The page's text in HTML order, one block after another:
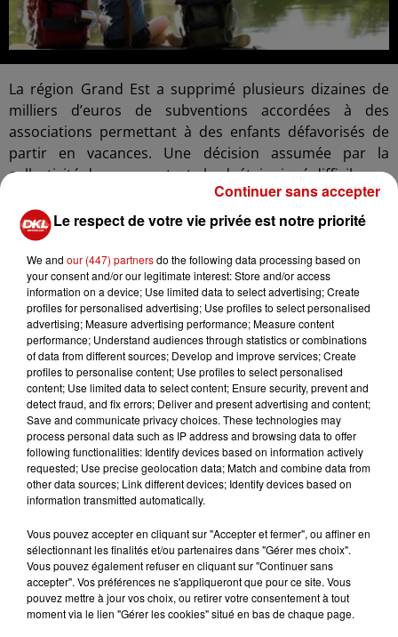
La région Grand Est a supprimé plusieurs dizaines de
milliers d’euros de subventions accordées à des
associations permettant à des enfants défavorisés de
partir en vacances. Une décision assumée par la
collectivité dans un contexte budgétaire jugé difficile.
Selon Élisabeth Del Genini, vice-présidente de la région
en charge de la citoyenneté et de la vie associative, cette
aide ne relève pas des compétences obligatoires de la
région. La collectivité souhaite désormais recentrer ses
financements sur ses prérogatives principales.
En Alsace, plusieurs associations sont directement
touchées par cette suppression. Jeunesse au Plein Air
perd notamment 53 000 euros de subvention, Caritas
Alsace 10 000 euros, tandis que le Secours populaire ne
recevra plus les 39 000 euros qui avaient permis à près
de 2 000 enfants de bénéficier d’activités et de sorties
l’été dernier.
Malgré cette perte financière, les associations assurent
vouloir maintenir leurs actions. Le Secours populaire du
Haut-Rhin affirme notamment que les Journées des
oubliés des vacances auront bien lieu cet été grâce à la
mobilisation des donateurs et des partenaires.
Le respect de votre vie privée est notre priorité
We and our (447) partnersdo the following data processing based on
your consent and/or our legitimate interest: Store and/or access
information on a device; Use limited data to select advertising; Create
profiles for personalised advertising; Use profiles to select personalised
advertising; Measure advertising performance; Measure content
performance; Understand audiences through statistics or combinations
of data from different sources; Develop and improve services; Create
profiles to personalise content; Use profiles to select personalised
content; Use limited data to select content; Ensure security, prevent and
detect fraud, and fix errors; Deliver and present advertising and content;
Save and communicate privacy choices. These technologies may
process personal data such as IP address and browsing data to offer
following functionalities: Identify devices based on information actively
requested; Use precise geolocation data; Match and combine data from
other data sources; Link different devices; Identify devices based on
information transmitted automatically.
Vous pouvez accepter en cliquant sur "Accepter et fermer", ou affiner en
sélectionnant les finalités et/ou partenaires dans "Gérer mes choix".
Vous pouvez également refuser en cliquant sur "Continuer sans
accepter". Vos préférences ne s'appliqueront que pour ce site. Vous
pouvez mettre à jour vos choix, ou retirer votre consentement à tout
moment via le lien "Gérer les cookies" situé en bas de chaque page.
Continuer sans accepter